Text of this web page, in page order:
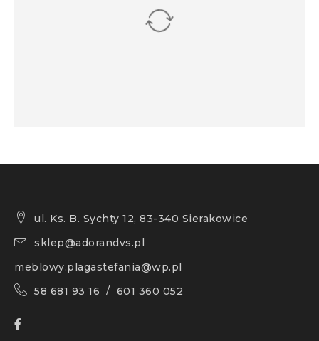
ul. Ks. B. Sychty 12, 83-340 Sierakowice
sklep@adorandvs.pl
meblowy.plagastefania@wp.pl
58 681 93 16 / 601 360 052